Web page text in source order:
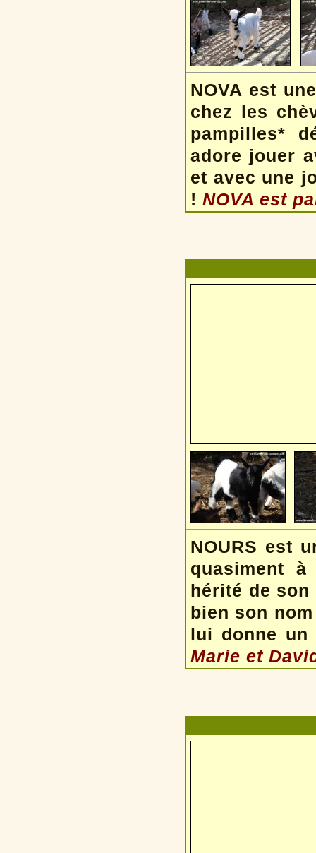
NOVA est
chez les
pampilles*
adore jouer
et avec une
! NOVA est
NOURS est
quasiment
hérité de son
bien son
lui donne
Marie et